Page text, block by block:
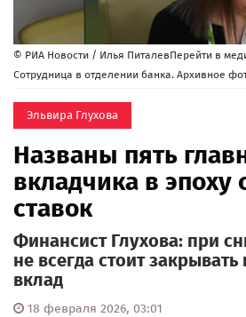
© РИА Новости / Илья ПиталевПерейти в
Сотрудница в отделении банка. Архивное
Эльвира Глухова
Названы пять
вкладчика в эпоху
ставок
Финансист Глухова: при
не всегда стоит
вклад
18 февраля 2026, 03:01